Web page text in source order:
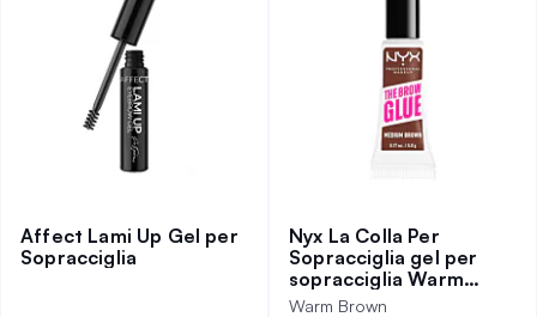
Affect Lami Up Gel per
Sopracciglia
Nyx La Colla Per
Sopracciglia gel per
sopracciglia Warm
Brown
Warm Brown